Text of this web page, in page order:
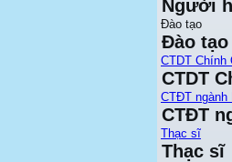
Người
Đào tạo
Đào tạo
CTDT Chính
CTDT
CTĐT ngành
CTĐT
Thạc sĩ
Thạc sĩ